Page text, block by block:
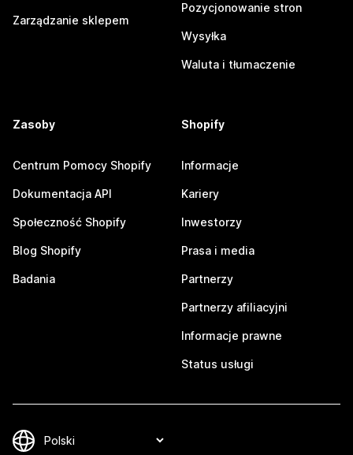
Zarządzanie sklepem
Pozycjonowanie stron
Wysyłka
Waluta i tłumaczenie
Zasoby
Centrum Pomocy Shopify
Dokumentacja API
Społeczność Shopify
Blog Shopify
Badania
Shopify
Informacje
Kariery
Inwestorzy
Prasa i media
Partnerzy
Partnerzy afiliacyjni
Informacje prawne
Status usługi